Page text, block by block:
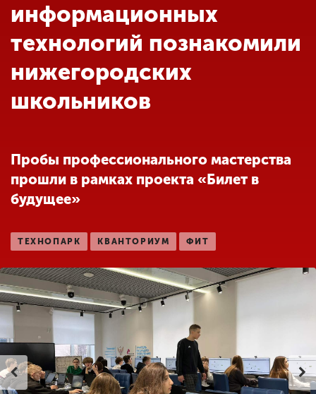
Наука
Международная
деятельность
Студенческая жизнь
Сведения об
организации
ENG SPN
информационных
технологий познакомили
нижегородских
школьников
Пробы профессионального мастерства
прошли в рамках проекта «Билет в
будущее»
ТЕХНОПАРК КВАНТОРИУМ ФИТ